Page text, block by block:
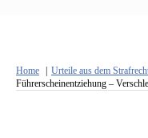
Home
Urteile aus dem
Führerscheinentziehung –